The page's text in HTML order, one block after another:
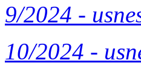
9/2024 -
10/2024 -